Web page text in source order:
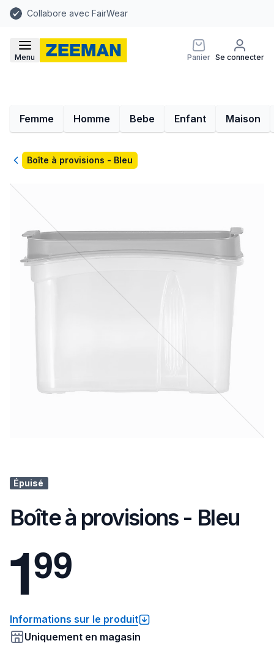
Collabore avec FairWear
Menu Panier Se connecter
Femme Homme Bebe Enfant Maison
RetourBoîte à provisions - Bleu
Épuisé
Boîte à provisions - Bleu
199
Informations sur le produit
Uniquement en magasin